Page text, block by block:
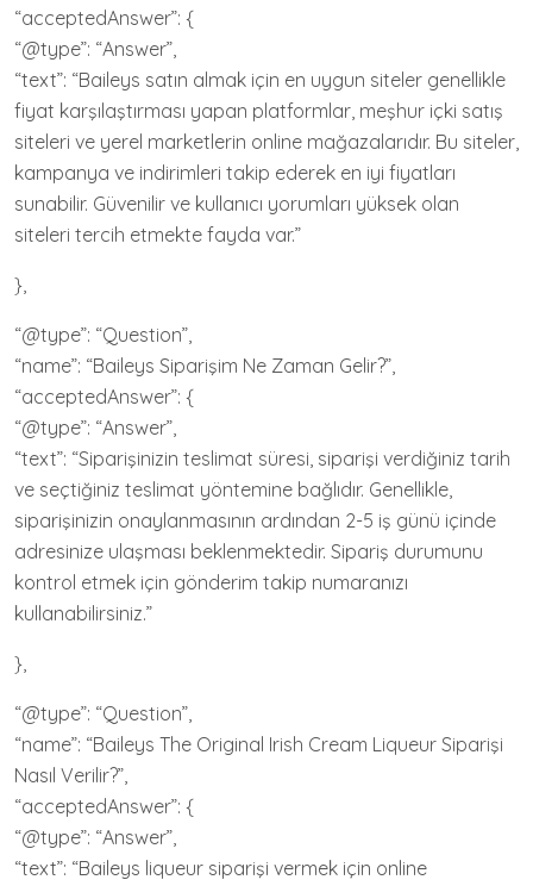
“acceptedAnswer”: {
“@type”: “Answer”,
“text”: “Baileys satın almak için en uygun siteler genellikle
fiyat karşılaştırması yapan platformlar, meşhur içki satış
siteleri ve yerel marketlerin online mağazalarıdır. Bu siteler,
kampanya ve indirimleri takip ederek en iyi fiyatları
sunabilir. Güvenilir ve kullanıcı yorumları yüksek olan
siteleri tercih etmekte fayda var.”
},
“@type”: “Question”,
“name”: “Baileys Siparişim Ne Zaman Gelir?”,
“acceptedAnswer”: {
“@type”: “Answer”,
“text”: “Siparişinizin teslimat süresi, siparişi verdiğiniz tarih
ve seçtiğiniz teslimat yöntemine bağlıdır. Genellikle,
siparişinizin onaylanmasının ardından 2-5 iş günü içinde
adresinize ulaşması beklenmektedir. Sipariş durumunu
kontrol etmek için gönderim takip numaranızı
kullanabilirsiniz.”
},
“@type”: “Question”,
“name”: “Baileys The Original Irish Cream Liqueur Siparişi
Nasıl Verilir?”,
“acceptedAnswer”: {
“@type”: “Answer”,
“text”: “Baileys liqueur siparişi vermek için online